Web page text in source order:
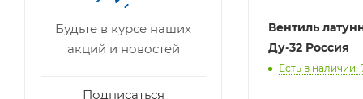
Вентиль
Ду-32 Россия
Есть в наличии:
Будьте в курсе наших
акций и новостей
Подписаться